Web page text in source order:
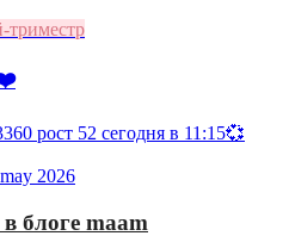
триместр
рост 52 сегодня в 11:15💞
2026
в блоге maam